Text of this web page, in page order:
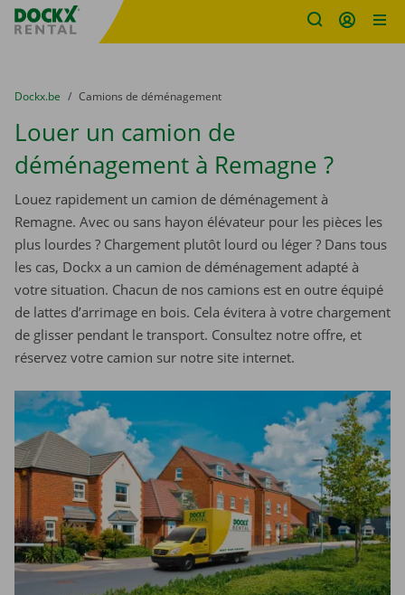
sitename
You are here:
du
Dockx.be to
Camions de déménagement
Louer un camion de
déménagement à Remagne ?
Louez rapidement un camion de déménagement à
Remagne. Avec ou sans hayon élévateur pour les pièces les
plus lourdes ? Chargement plutôt lourd ou léger ? Dans tous
les cas, Dockx a un camion de déménagement adapté à
votre situation. Chacun de nos camions est en outre équipé
de lattes d’arrimage en bois. Cela évitera à votre chargement
de glisser pendant le transport. Consultez notre offre, et
réservez votre camion sur notre site internet.